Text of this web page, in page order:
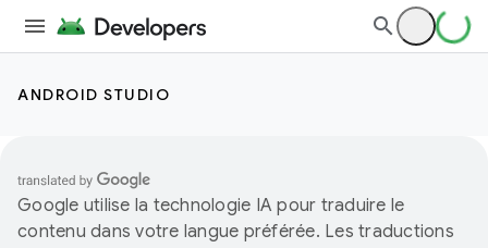
ANDROID STUDIO
Google utilise la technologie IA pour traduire le
contenu dans votre langue préférée. Les traductions